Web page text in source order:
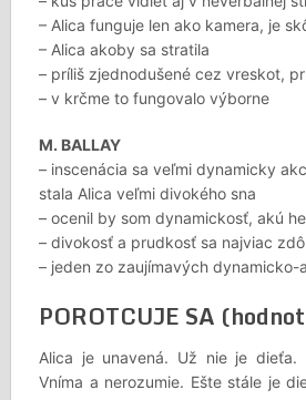
– Alica funguje len ako kamera, je
– Alica akoby sa stratila
– príliš zjednodušené cez vreskot,
– v krčme to fungovalo výborne
M. BALLAY
– inscenácia sa veľmi dynamicky
stala Alica veľmi divokého sna
– ocenil by som dynamickosť, akú
– divokosť a prudkosť sa najviac
– jeden zo zaujímavých
POROTCUJE SA
Alica je unavená. Už nie je dieťa.
Vníma a nerozumie. Ešte stále je